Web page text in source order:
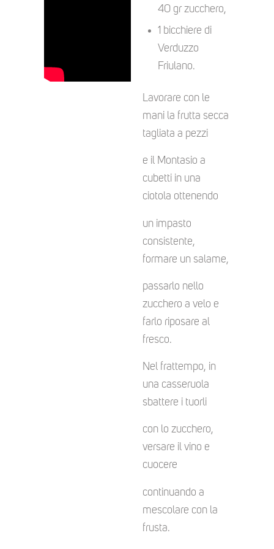
40 gr zucchero,
1 bicchiere di
Verduzzo
Friulano.
Lavorare con le
mani la frutta secca
tagliata a pezzi
e il Montasio a
cubetti in una
ciotola ottenendo
un impasto
consistente,
formare un salame,
passarlo nello
zucchero a velo e
farlo riposare al
fresco.
Nel frattempo, in
una casseruola
sbattere i tuorli
con lo zucchero,
versare il vino e
cuocere
continuando a
mescolare con la
frusta.